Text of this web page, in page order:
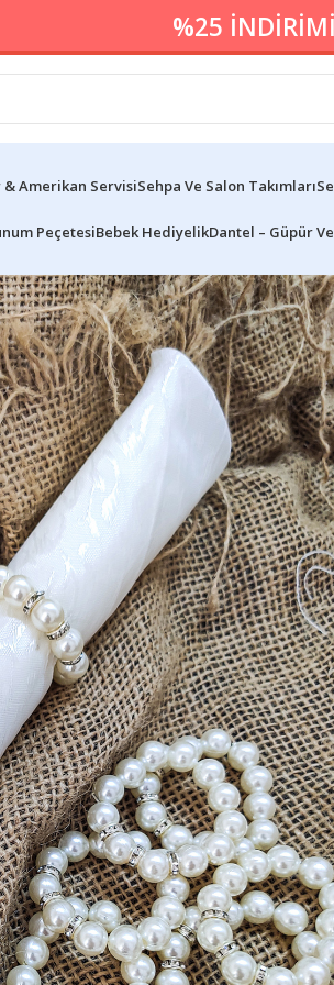
%25
& Amerikan ServisiSehpa Ve Salon Takımları
PeçetesiBebek HediyelikDantel – Güpür